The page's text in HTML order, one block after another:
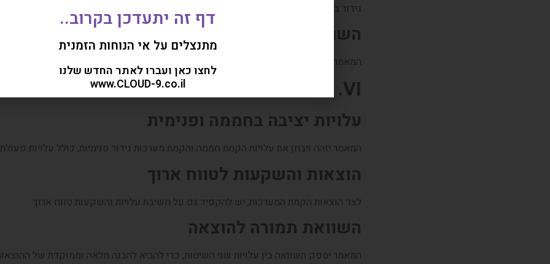
גידור בסביבה פנימית דורש שימוש בתאורה מלאכותית, אשר מספקת יציבות ושליטה מוחלטת.
השוואות והשפעות על הצמח
המאמר ישווה בין מקורות האור ויחקור כיצד כל אחד מהם משפיע על הצמחיה ועל התוצאה
VI. עלויות
עלויות יציבה בחממה ופנימית
המאמר יזהה ויבחן את עלויות הקמת חממה והקמת מערכות גידור פנימיות, כולל עלויות
הוצאות והשקעות לטווח ארוך
לצד הוצאות הקמת המערכות, יש להקפיד גם על חשיבת עלויות והשקעות טווח ארוך.
השוואת תמורה להוצאה
המאמר יספק השוואה בין עלויות שני השיטות, כדי להביא להבנה מלאה וממוקדת של
דף זה יתעדכן בקרוב..
מתנצלים על אי הנוחות הזמנית
לחצו כאן ועברו לאתר החדש שלנו
www.CLOUD-9.co.il